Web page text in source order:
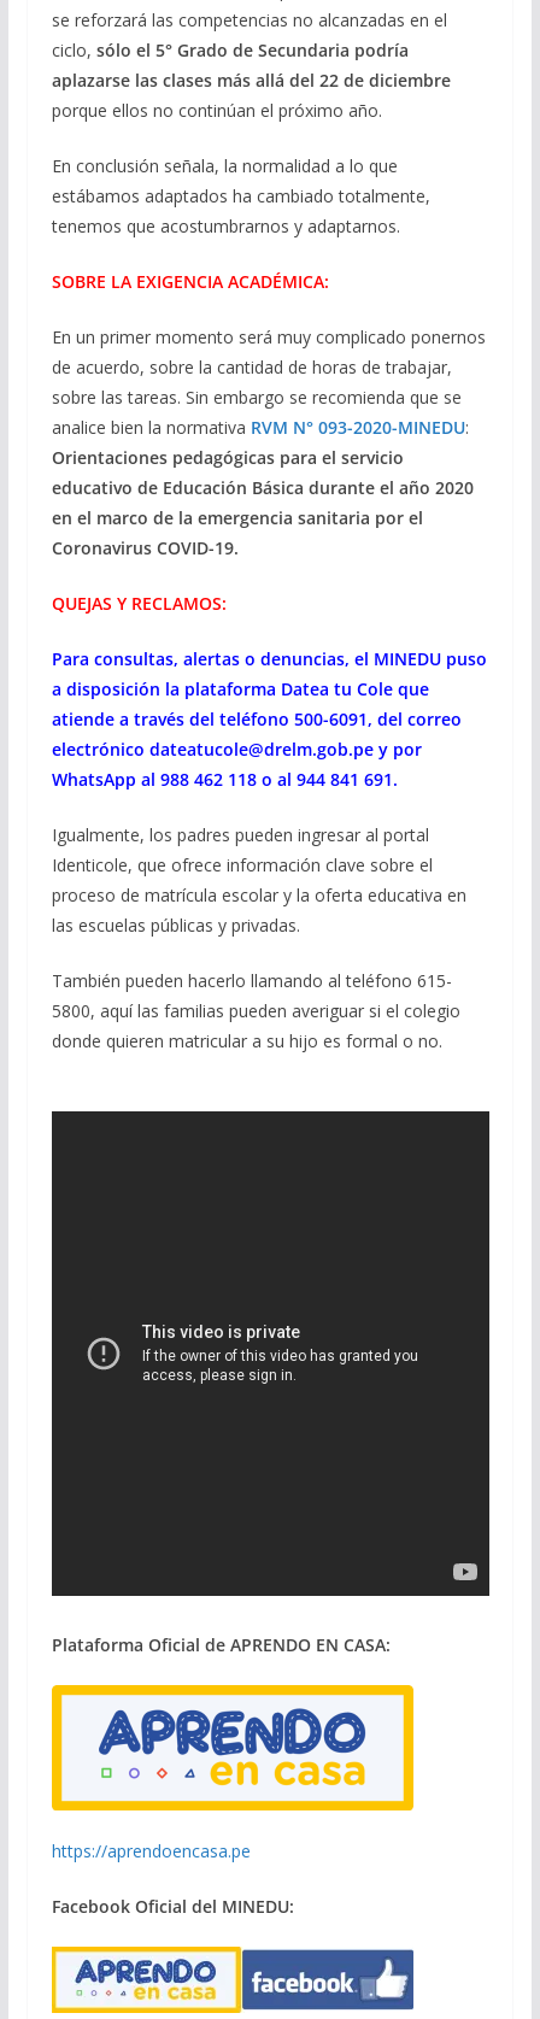
se reforzará las competencias no alcanzadas en el
ciclo, sólo el 5° Grado de Secundaria podría
aplazarse las clases más allá del 22 de diciembre
porque ellos no continúan el próximo año.
En conclusión señala, la normalidad a lo que
estábamos adaptados ha cambiado totalmente,
tenemos que acostumbrarnos y adaptarnos.
SOBRE LA EXIGENCIA ACADÉMICA:
En un primer momento será muy complicado ponernos
de acuerdo, sobre la cantidad de horas de trabajar,
sobre las tareas. Sin embargo se recomienda que se
analice bien la normativa RVM N° 093-2020-MINEDU:
Orientaciones pedagógicas para el servicio
educativo de Educación Básica durante el año 2020
en el marco de la emergencia sanitaria por el
Coronavirus COVID-19.
QUEJAS Y RECLAMOS:
Para consultas, alertas o denuncias, el MINEDU puso
a disposición la plataforma Datea tu Cole que
atiende a través del teléfono 500-6091, del correo
electrónico dateatucole@drelm.gob.pe y por
WhatsApp al 988 462 118 o al 944 841 691.
Igualmente, los padres pueden ingresar al portal
Identicole, que ofrece información clave sobre el
proceso de matrícula escolar y la oferta educativa en
las escuelas públicas y privadas.
También pueden hacerlo llamando al teléfono 615-
5800, aquí las familias pueden averiguar si el colegio
donde quieren matricular a su hijo es formal o no.
Plataforma Oficial de APRENDO EN CASA:
https://aprendoencasa.pe
Facebook Oficial del MINEDU: